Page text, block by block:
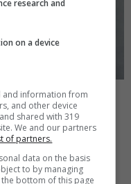
idea.it
research and
on a device
and information from
and other device
shared with 319
We and our partners
of partners.
data on the basis
to by managing
bottom of this page